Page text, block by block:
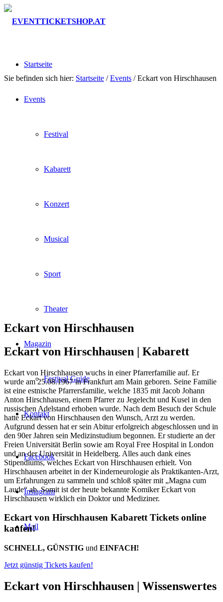
Startseite
Events
Festival
Kabarett
Konzert
Musical
Sport
Theater
Magazin
Festival Guide
Kontakt
Facebook
Instagram
Mail
Sie befinden sich hier: Startseite / Events / Eckart von Hirschhausen
Eckart von Hirschhausen
Eckart von Hirschhausen | Kabarett
Eckart von Hirschhausen wuchs in einer Pfarrerfamilie auf. Er
wurde am 25.08.1967 in Frankfurt am Main geboren. Seine Familie
ist eine estnische Pfarrersfamilie, welche 1835 mit Jacob Johann
Anton Hirschhausen, einem Pfarrer zu Jegelecht und Kusel in den
russischen Adelstand erhoben wurde. Nach dem Besuch der Schule
hatte Eckart von Hirschhausen den Wunsch, Arzt zu werden.
Aufgrund dessen hat er sein Abitur erfolgreich abgeschlossen und in
den 90er Jahren sein Medizinstudium begonnen. Er studierte an der
Freien Universität Berlin sowie am Royal Free Hospital in London
und an der Universität in Heidelberg. Alles auch dank eines
Stipendiums, welches Eckart von Hirschhausen erhielt. Von
Hirschhausen arbeitet in der Kinderneurologie als Praktikanten-Arzt,
um Erfahrungen zu sammeln und schloß später mit „Magna cum
Laude“ ab. Somit ist der heute bekannte Komiker Eckart von
Hirschhausen wirklich ein Doktor und Mediziner.
Eckart von Hirschhausen Kabarett Tickets online
kaufen!
SCHNELL, GÜNSTIG und EINFACH!
Jetzt günstig Tickets kaufen!
Eckart von Hirschhausen | Wissenswertes